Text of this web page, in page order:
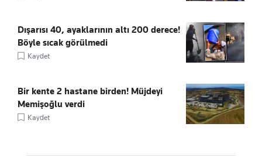
Dışarısı 40, ayaklarının altı 200 derece!
Böyle sıcak görülmedi
Kaydet
Bir kente 2 hastane birden! Müjdeyi
Memişoğlu verdi
Kaydet